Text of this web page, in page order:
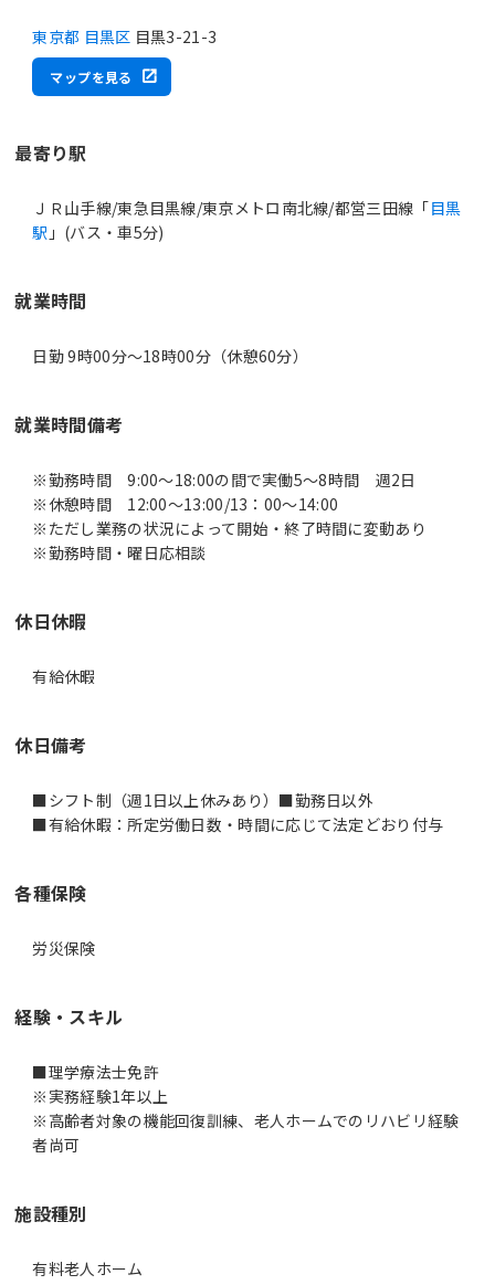
東京都 目黒区 目黒3-21-3
マップを見る
最寄り駅
ＪＲ山手線/東急目黒線/東京メトロ南北線/都営三田線「目黒
駅 」(バス・車5分)
就業時間
日勤 9時00分〜18時00分（休憩60分）
就業時間備考
※勤務時間 9:00～18:00の間で実働5～8時間 週2日
※休憩時間 12:00～13:00/13：00～14:00
※ただし業務の状況によって開始・終了時間に変動あり
※勤務時間・曜日応相談
休日休暇
有給休暇
休日備考
■シフト制（週1日以上休みあり）■勤務日以外
■有給休暇：所定労働日数・時間に応じて法定どおり付与
各種保険
労災保険
経験・スキル
■理学療法士免許
※実務経験1年以上
※高齢者対象の機能回復訓練、老人ホームでのリハビリ経験
者尚可
施設種別
有料老人ホーム